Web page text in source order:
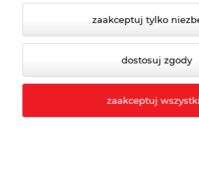
zaakceptuj tylko
dostosuj zgody
zaakceptuj